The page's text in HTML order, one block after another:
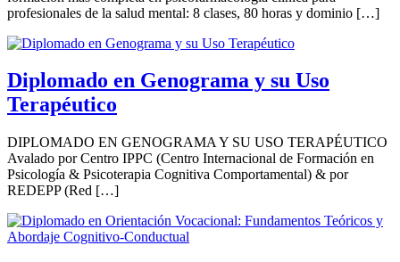
profesionales de la salud mental: 8 clases, 80 horas y dominio […]
Diplomado en Genograma y su Uso
Terapéutico
DIPLOMADO EN GENOGRAMA Y SU USO TERAPÉUTICO
Avalado por Centro IPPC (Centro Internacional de Formación en
Psicología & Psicoterapia Cognitiva Comportamental) & por
REDEPP (Red […]